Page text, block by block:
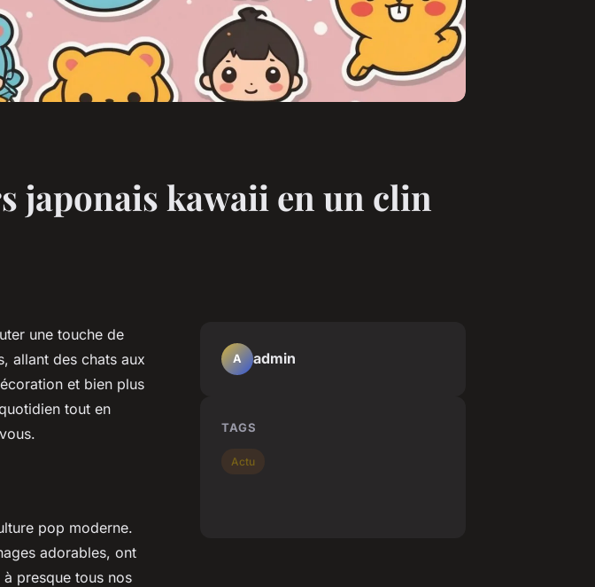
japonais kawaii en un clin
une touche de
allant des chats aux
et bien plus
tout en
pop moderne.
adorables, ont
presque tous nos
A admin
TAGS
Actu